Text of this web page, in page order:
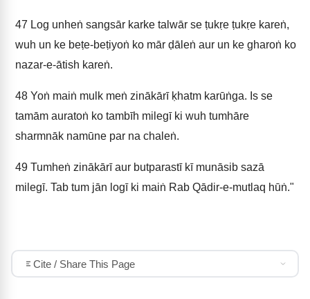
47 Log unheṅ sangsār karke talwār se ṭukṛe ṭukṛe kareṅ,
wuh un ke beṭe-beṭiyoṅ ko mār ḍāleṅ aur un ke gharoṅ ko
nazar-e-ātish kareṅ.
48 Yoṅ maiṅ mulk meṅ zinākārī ḳhatm karūṅga. Is se
tamām auratoṅ ko tambīh milegī ki wuh tumhāre
sharmnāk namūne par na chaleṅ.
49 Tumheṅ zinākārī aur butparastī kī munāsib sazā
milegī. Tab tum jān logī ki maiṅ Rab Qādir-e-mutlaq hūṅ."
Cite / Share This Page